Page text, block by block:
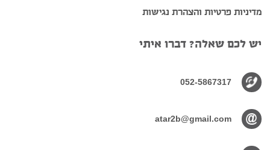
מדיניות פרטיות והצהרת נגישות
יש לכם שאלה? דברו איתי
052-5867317
atar2b@gmail.com